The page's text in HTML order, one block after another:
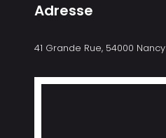
Adresse
41 Grande Rue, 54000 Nancy